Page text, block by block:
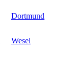
Dortmund
Wesel